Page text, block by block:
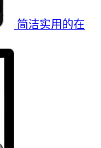
简洁实用的在